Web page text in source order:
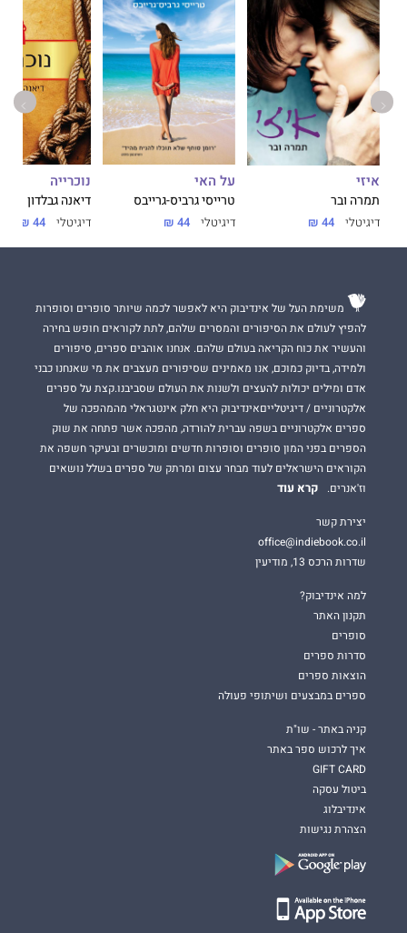
איזי
תמרה ובר
דיגיטלי 44 ₪
על האי
טרייסי גרביס-גרייבס
דיגיטלי 44 ₪
נוכרייה
דיאנה גבלדון
דיגיטלי 44 ₪
משימת העל של אינדיבוק היא לאפשר לכמה שיותר סופרים וסופרות
להפיץ לעולם את הסיפורים והמסרים שלהם, לתת לקוראים חופש בחירה
והעשיר את כוח הקריאה בעולם שלהם. אנחנו אוהבים ספרים, סיפורים
ולמידה, בדיוק כמוכם, אנו מאמינים שסיפורים מעצבים את מי שאנחנו כבני
אדם ומילים יכולות להעצים ולשנות את העולם שסביבנו.קצת על ספרים
אלקטרוניים / דיגיטלייםאינדיבוק היא חלק אינטגראלי מהמהפכה של
ספרים אלקטרוניים בשפה עברית להורדה, מהפכה אשר פתחה את שוק
הספרים בפני המון סופרים וסופרות חדשים ומוכשרים ובעיקר חשפה את
הקוראים הישראלים לעוד מבחר עצום ומרתק של ספרים בשלל נושאים
וז'אנרים.
קרא עוד
יצירת קשר
office@indiebook.co.il
שדרות הרכס 13, מודיעין
למה אינדיבוק?
תקנון האתר
סופרים
סדרות ספרים
הוצאות ספרים
ספרים במבצעים ושיתופי פעולה
קניה באתר - שו"ת
איך לרכוש ספר באתר
GIFT CARD
ביטול עסקה
אינדיבלוג
הצהרת נגישות